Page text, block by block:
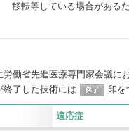
移転等している場合がある
労働省先進医療専門家会議
了した技術には
印を
適応症